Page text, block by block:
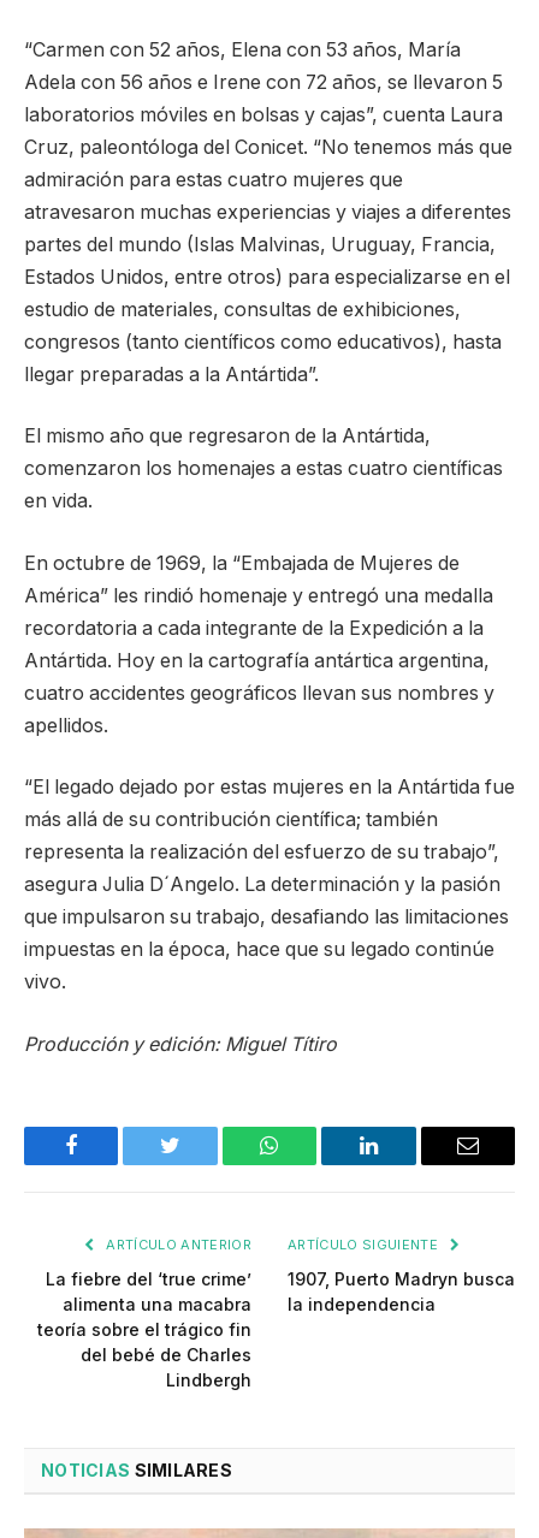
“Carmen con 52 años, Elena con 53 años, María
Adela con 56 años e Irene con 72 años, se llevaron 5
laboratorios móviles en bolsas y cajas”, cuenta Laura
Cruz, paleontóloga del Conicet. “No tenemos más que
admiración para estas cuatro mujeres que
atravesaron muchas experiencias y viajes a diferentes
partes del mundo (Islas Malvinas, Uruguay, Francia,
Estados Unidos, entre otros) para especializarse en el
estudio de materiales, consultas de exhibiciones,
congresos (tanto científicos como educativos), hasta
llegar preparadas a la Antártida”.
El mismo año que regresaron de la Antártida,
comenzaron los homenajes a estas cuatro científicas
en vida.
En octubre de 1969, la “Embajada de Mujeres de
América” les rindió homenaje y entregó una medalla
recordatoria a cada integrante de la Expedición a la
Antártida. Hoy en la cartografía antártica argentina,
cuatro accidentes geográficos llevan sus nombres y
apellidos.
“El legado dejado por estas mujeres en la Antártida fue
más allá de su contribución científica; también
representa la realización del esfuerzo de su trabajo”,
asegura Julia D´Angelo. La determinación y la pasión
que impulsaron su trabajo, desafiando las limitaciones
impuestas en la época, hace que su legado continúe
vivo.
Producción y edición: Miguel Títiro
Facebook Twitter WhatsApp LinkedIn Email
ARTÍCULO ANTERIOR
La fiebre del ‘true crime’
alimenta una macabra
teoría sobre el trágico fin
del bebé de Charles
Lindbergh
ARTÍCULO SIGUIENTE
1907, Puerto Madryn busca
la independencia
NOTICIAS SIMILARES